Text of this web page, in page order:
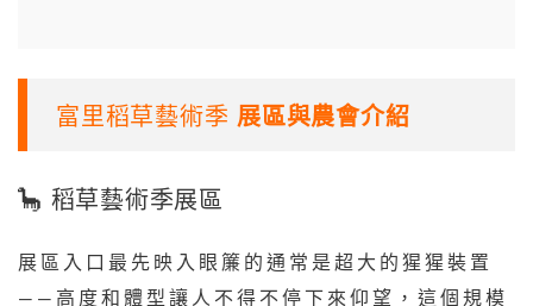
富里稻草藝術季 展區與農會介紹
🦕 稻草藝術季展區
展區入口最先映入眼簾的通常是超大的猩猩裝置
——高度和體型讓人不得不停下來仰望，這個規模